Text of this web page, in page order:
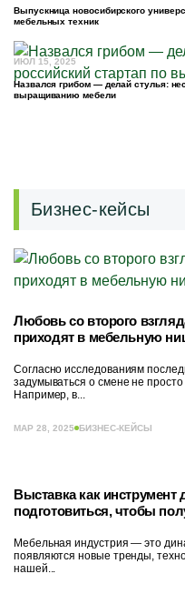
Выпускница новосибирского
мебельных техник
ИЮЛ 15, 2025
Назвался грибом — делай стулья:
выращиванию мебели
Бизнес-кейсы
Любовь со второго
приходят в мебельную
Согласно исследованиям
задумываться о смене не
Например, в...
МАР 28, 2025 БИЗНЕС-КЕЙСЫ
Выставка как инструмент
подготовиться, чтобы
Мебельная индустрия — это
появляются новые тренды,
нашей...